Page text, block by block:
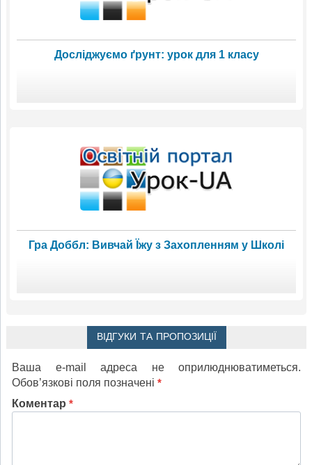
Досліджуємо ґрунт: урок для 1 класу
Гра Доббл: Вивчай Їжу з Захопленням у Школі
ВІДГУКИ ТА ПРОПОЗИЦІЇ
Ваша e-mail адреса не оприлюднюватиметься.
Обов’язкові поля позначені *
Коментар *